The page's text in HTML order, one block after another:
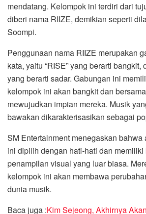
mendatang. Kelompok ini terdiri dari
diberi nama RIIZE, demikian seperti
Soompi.
Penggunaan nama RIIZE merupakan
kata, yaitu “RISE” yang berarti bangkit,
yang berarti sadar. Gabungan ini
kelompok ini akan bangkit dan
mewujudkan impian mereka. Musik
bawakan dikarakterisasikan sebagai
SM Entertainment menegaskan bahwa
ini dipilih dengan hati-hati dan
penampilan visual yang luar biasa.
kelompok ini akan membawa
dunia musik.
Baca juga :Kim Sejeong, Akhirnya